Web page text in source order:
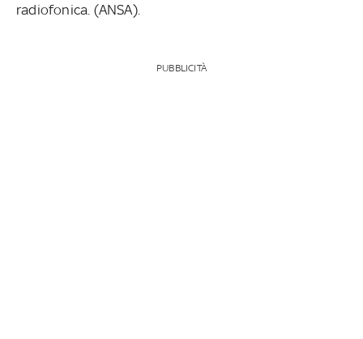
radiofonica. (ANSA).
PUBBLICITÀ